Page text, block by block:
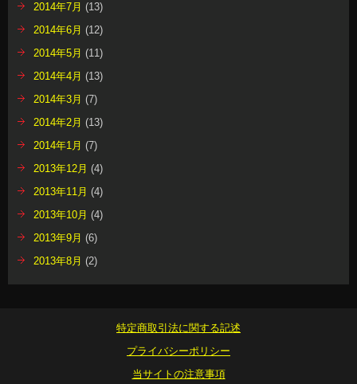
2014年7月 (13)
2014年6月 (12)
2014年5月 (11)
2014年4月 (13)
2014年3月 (7)
2014年2月 (13)
2014年1月 (7)
2013年12月 (4)
2013年11月 (4)
2013年10月 (4)
2013年9月 (6)
2013年8月 (2)
特定商取引法に関する記述
プライバシーポリシー
当サイトの注意事項